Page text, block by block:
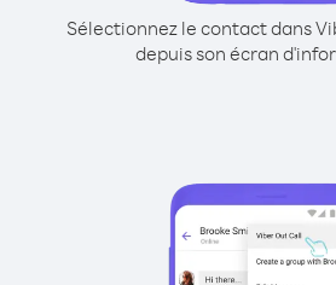
Sélectionnez le contact dans
depuis son écran